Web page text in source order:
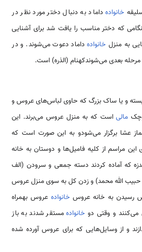
خانواده داماد به دنبال دختر مورد نظر در
که دختر مناسب را یافت شد برای آشنایی
به منزل خانوادهداماد دعوت می‌شوند. و در
بعدی می‌شوندکهنام (الذره) است.
بسته و یا ساک بزرگ که حاوی لباس‌های عروس و
مالیاست که به منزل عروس می‌برند. این
عشا برگزار می‌شودو به این صورت است که
این مراسم از کلیه فامیل‌ها و دوستان به خانه
که آماده کردند دسته جمعی و سرودن (الف
حبیب الله محمد) و زدن کل به سوی منزل عروس
رسیدن به خانه عروس خانوادهعروس بهمراه
می‌کنند و وقتی دو خانوادهمستقر شدند به باز
و از وسایل‌هایی که برای عروس آورده شده